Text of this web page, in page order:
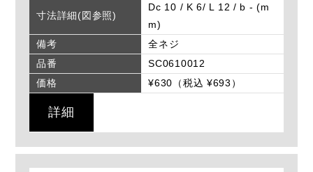
寸法詳細(図参照)
Dc 10 / K 6/ L 12 / b - (m
m)
備考
全ネジ
品番
SC0610012
価格
¥630（税込 ¥693）
詳細